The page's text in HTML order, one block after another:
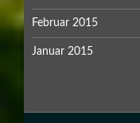
Februar 2015
Januar 2015